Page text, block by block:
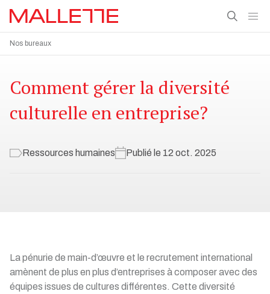
Nos bureaux
Comment gérer la diversité
culturelle en entreprise?
Ressources humaines Publié le 12 oct. 2025
La pénurie de main-d’œuvre et le recrutement international
amènent de plus en plus d’entreprises à composer avec des
équipes issues de cultures différentes. Cette diversité